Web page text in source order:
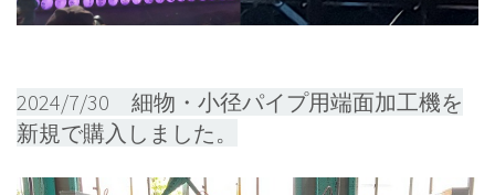
2024/7/30 細物・小径パイプ用端面加工機を
新規で購入しました。